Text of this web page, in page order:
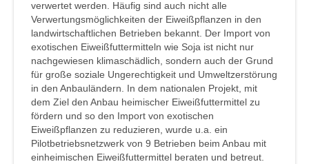
verwertet werden. Häufig sind auch nicht alle
Verwertungsmöglichkeiten der Eiweißpflanzen in den
landwirtschaftlichen Betrieben bekannt. Der Import von
exotischen Eiweißfuttermitteln wie Soja ist nicht nur
nachgewiesen klimaschädlich, sondern auch der Grund
für große soziale Ungerechtigkeit und Umweltzerstörung
in den Anbauländern. In dem nationalen Projekt, mit
dem Ziel den Anbau heimischer Eiweißfuttermittel zu
fördern und so den Import von exotischen
Eiweißpflanzen zu reduzieren, wurde u.a. ein
Pilotbetriebsnetzwerk von 9 Betrieben beim Anbau mit
einheimischen Eiweißfuttermittel beraten und betreut.